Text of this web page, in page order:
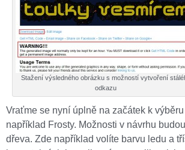
Stažení výsledného obrázku s možností vytvoření
odkazu
Vraťme se nyní úplně na začátek k
například Frosty. Možnosti v návrhu
dřeva. Zde například volíte barvu ledu a